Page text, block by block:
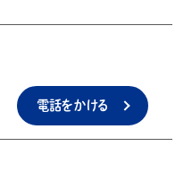
電話をかける